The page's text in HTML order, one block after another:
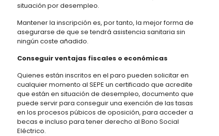
situación por desempleo.
Mantener la inscripción es, por tanto, la mejor forma de
asegurarse de que se tendrá asistencia sanitaria sin
ningún coste añadido.
Conseguir ventajas fiscales o económicas
Quienes están inscritos en el paro pueden solicitar en
cualquier momento al SEPE un certificado que acredite
que están en situación de desempleo, documento que
puede servir para conseguir una exención de las tasas
en los procesos púbicos de oposición, para acceder a
becas e incluso para tener derecho al Bono Social
Eléctrico.